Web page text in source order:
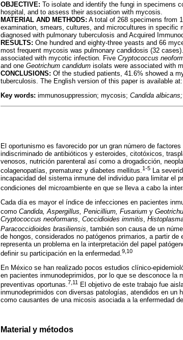
OBJECTIVE: To isolate and identify the fungi in specimens
hospital, and to assess their association with mycosis.
MATERIAL AND METHODS: A total of 268 specimens from
examination, smears, cultures, and microcultures in
diagnosed with pulmonary tuberculosis and Acquired
RESULTS: One hundred and eighty-three yeasts and 66
most frequent mycosis was pulmonary candidosis (32 cases).
associated with mycotic infection. Five Cryptococcus
and one Geotrichum candidum isolats were associated with
CONCLUSIONS: Of the studied patients, 41.6% showed a
tuberculosis. The English version of this paper is available at:
Key words: immunosuppression; mycosis; Candida albicans;
El oportunismo es favorecido por un gran número de
indiscriminado de antibióticos y esteroides, citotóxicos,
venosos, nutrición parenteral así como a drogadicción,
colagenopatías, prematurez y diabetes mellitus.1-5 La
incapacidad del sistema inmune del individuo para limitar el
condiciones del microambiente en que se lleva a cabo la
Cada día es mayor el índice de infecciones en pacientes
como Candida, Aspergillus, Penicillium, Fusarium y
Cryptococcus neoformans, Coccidioides immitis,
Paracoccidioides brasiliensis , también son causa de un
de hongos, considerados no patógenos primarios, a partir
representa un problema en la interpretación del papel
definir su participación en la enfermedad. 9,10
En México se han realizado pocos estudios clínico-
en pacientes inmunodeprimidos, por lo que se desconoce la
preventivas oportunas.7,11
El objetivo de este trabajo fue
inmunodeprimidos con diversas patologías, atendidos en
como causantes de una micosis asociada a la enfermedad
Material y métodos